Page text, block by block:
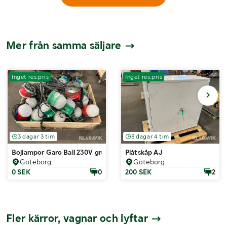
Mer från samma säljare
Inget res.pris
3 dagar 3 tim
Bojlampor Garo Ball 230V gröna & röda ca 18 st
Göteborg
0 SEK
0
Inget res.pris
3 dagar 4 tim
Plåtskåp AJ
Göteborg
200 SEK
2
Fler kärror, vagnar och lyftar